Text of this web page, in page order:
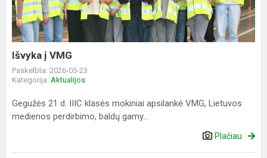
Išvyka į VMG
Paskelbta: 2026-05-23
Kategorija: Aktualijos
Gegužės 21 d. IIIC klasės mokiniai apsilankė VMG, Lietuvos
medienos perdirbimo, baldų gamy...
Plačiau